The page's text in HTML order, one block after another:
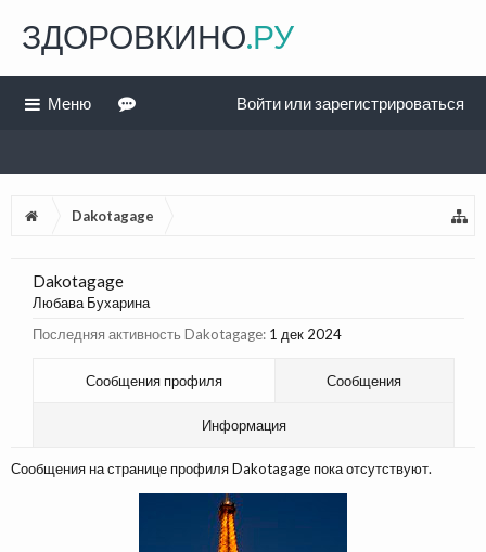
Dakotagage
Dakotagage
Любава Бухарина
Последняя активность Dakotagage: 1 дек 2024
Сообщения профиля Сообщения
Информация
Сообщения на странице профиля Dakotagage пока отсутствуют.
ЗДОРОВКИНО.РУ
Меню Войти или зарегистрироваться